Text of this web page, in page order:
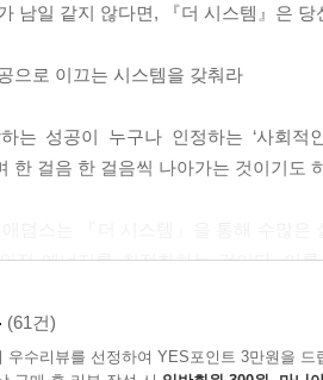
남일 같지 않다면, 『더 시스템』은 당
으로 이끄는 시스템을 갖춰라
는 성공이 누구나 인정하는 ‘사회
한 걸음 한 걸음씩 나아가는 것이기도
적 에너지를 최적화하는 것이다. 이
떡해야 하지? 『더 시스템』에 해답이
(61건)
우수리뷰를 선정하여 YES포인트 3만원을 드